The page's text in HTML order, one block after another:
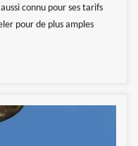
connu pour ses tarifs
pour de plus amples